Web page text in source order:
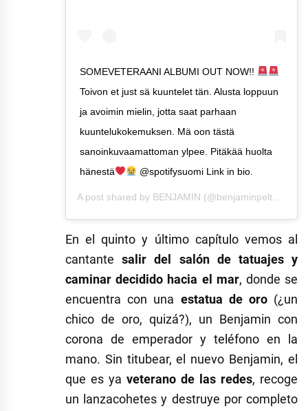
SOMEVETERAANI ALBUMI OUT NOW!!
Toivon et just sä kuuntelet tän. Alusta loppuun
ja avoimin mielin, jotta saat parhaan
kuuntelukokemuksen. Mä oon tästä
sanoinkuvaamattoman ylpee. Pitäkää huolta
hänestä
@spotifysuomi Link in bio.
A post shared by BENJAMIN (@benjaminpeltonen) on
En el quinto y último capítulo vemos al
cantantesalir del salón de tatuajes y
caminar decidido hacia el mar, donde se
encuentra con una estatua de oro (¿un
chico de oro, quizá?), un Benjamin con
corona de emperador y teléfono en la
mano. Sin titubear, el nuevo Benjamin, el
que es ya veterano de las redes, recoge
un lanzacohetes y destruye por completo